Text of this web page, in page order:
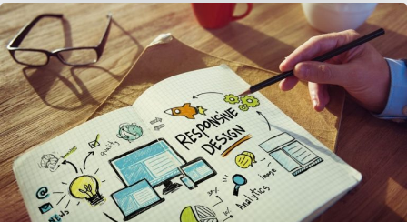
Sito
web
con
Design
Responsive:
i
vantaggi
per
la
SEO